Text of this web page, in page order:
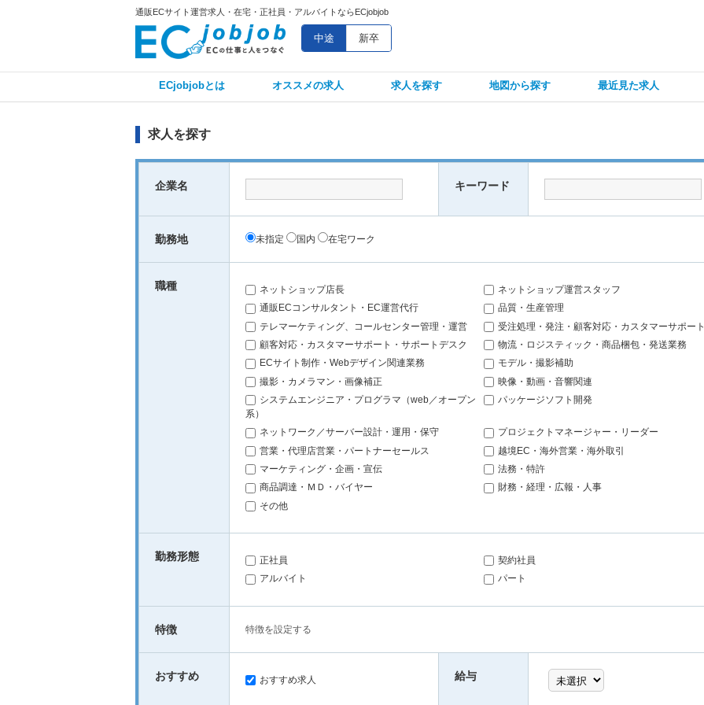
通販ECサイト運営求人・在宅・正社員・アルバイトならECjobjob
中途 新卒
ECjobjobとは オススメの求人 求人を探す 地図から探す 最近見た求人
求人を探す
企業名 キーワード
勤務地 未指定 国内 在宅ワーク
職種 ネットショップ店長
ネットショップ運営スタッフ
通販ECコンサルタント・EC運営代行
品質・生産管理
テレマーケティング、コールセンター管理・運営
受注処理・発注・顧客対応・カスタマーサポート
顧客対応・カスタマーサポート・サポートデスク
物流・ロジスティック・商品梱包・発送業務
ECサイト制作・Webデザイン関連業務
モデル・撮影補助
撮影・カメラマン・画像補正
映像・動画・音響関連
システムエンジニア・プログラマ（web／オープン
系）
パッケージソフト開発
ネットワーク／サーバー設計・運用・保守
プロジェクトマネージャー・リーダー
営業・代理店営業・パートナーセールス
越境EC・海外営業・海外取引
マーケティング・企画・宣伝
法務・特許
商品調達・ＭＤ・バイヤー
財務・経理・広報・人事
その他
勤務形態 正社員
契約社員
アルバイト
パート
特徴 特徴を設定する
おすすめ おすすめ求人 給与